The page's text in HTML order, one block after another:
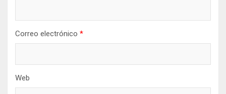
Correo electrónico *
Web